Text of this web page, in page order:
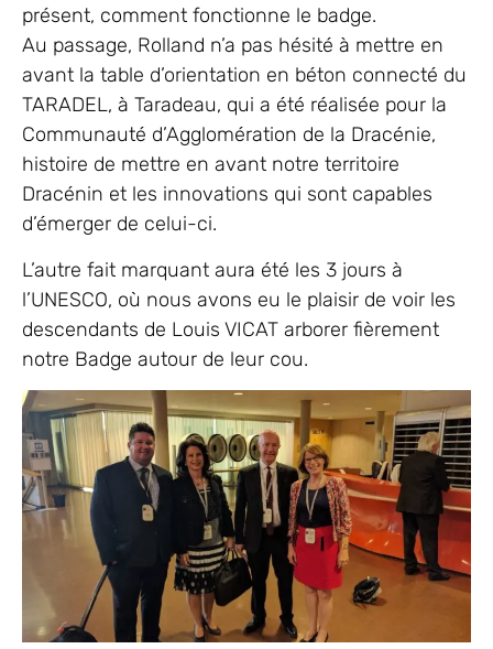
présent, comment fonctionne le badge.
Au passage, Rolland n’a pas hésité à mettre en
avant la table d’orientation en béton connecté du
TARADEL, à Taradeau, qui a été réalisée pour la
Communauté d’Agglomération de la Dracénie,
histoire de mettre en avant notre territoire
Dracénin et les innovations qui sont capables
d’émerger de celui-ci.
L’autre fait marquant aura été les 3 jours à
l’UNESCO, où nous avons eu le plaisir de voir les
descendants de Louis VICAT arborer fièrement
notre Badge autour de leur cou.